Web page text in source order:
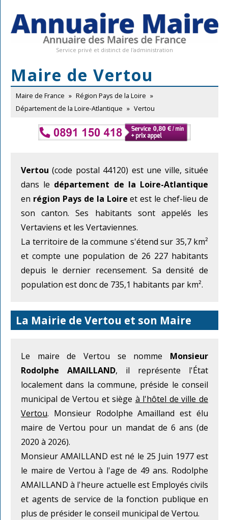
Service privé et distinct de l'administration
Maire de Vertou
Maire de France » Région Pays de la Loire »
Département de la Loire-Atlantique » Vertou
Vertou (code postal 44120) est une ville, située
dans le département de la Loire-Atlantique
en région Pays de la Loire et est le chef-lieu de
son canton. Ses habitants sont appelés les
Vertaviens et les Vertaviennes.
La territoire de la commune s'étend sur 35,7 km²
et compte une population de 26 227 habitants
depuis le dernier recensement. Sa densité de
population est donc de 735,1 habitants par km².
La Mairie de Vertou et son Maire
Le maire de Vertou se nomme Monsieur
Rodolphe AMAILLAND, il représente l'État
localement dans la commune, préside le conseil
municipal de Vertou et siège à l'hôtel de ville de
Vertou. Monsieur Rodolphe Amailland est élu
maire de Vertou pour un mandat de 6 ans (de
2020 à 2026).
Monsieur AMAILLAND est né le 25 Juin 1977 est
le maire de Vertou à l'age de 49 ans. Rodolphe
AMAILLAND à l'heure actuelle est Employés civils
et agents de service de la fonction publique en
plus de présider le conseil municipal de Vertou.